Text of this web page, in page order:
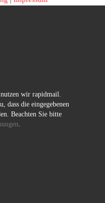
wir rapidmail.
dass die eingegebenen
Beachten Sie bitte